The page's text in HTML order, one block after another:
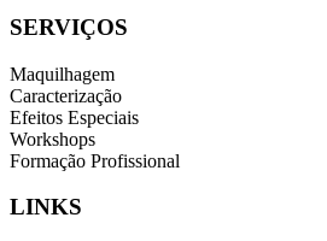
SERVIÇOS
Maquilhagem
Caracterização
Efeitos Especiais
Workshops
Formação Profissional
LINKS